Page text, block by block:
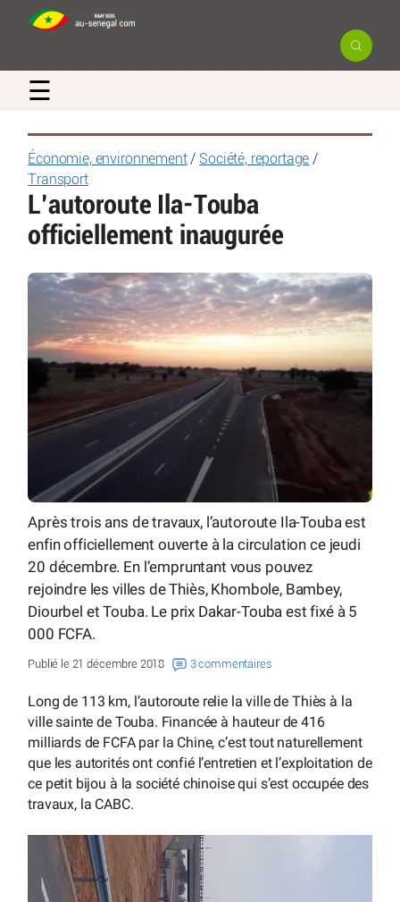
☰
Économie, environnement/ Société, reportage /
Transport
L’autoroute Ila-Touba
officiellement inaugurée
Après trois ans de travaux, l’autoroute Ila-Touba est
enfin officiellement ouverte à la circulation ce jeudi
20 décembre. En l’empruntant vous pouvez
rejoindre les villes de Thiès, Khombole, Bambey,
Diourbel et Touba. Le prix Dakar-Touba est fixé à 5
000 FCFA.
Publié le 21 décembre 2018 3 commentaires
Long de 113 km, l’autoroute relie la ville de Thiès à la
ville sainte de Touba. Financée à hauteur de 416
milliards de FCFA par la Chine, c’est tout naturellement
que les autorités ont confié l’entretien et l’exploitation de
ce petit bijou à la société chinoise qui s’est occupée des
travaux, la CABC.